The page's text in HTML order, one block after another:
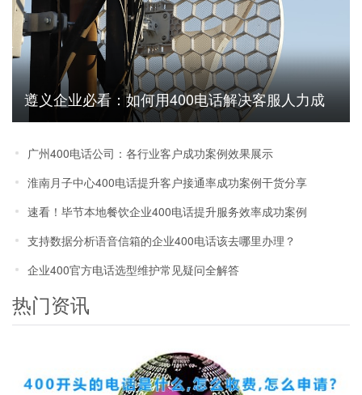
遵义企业必看：如何用400电话解决客服人力成
本高问题
广州400电话公司：各行业客户成功案例效果展示
淮南月子中心400电话提升客户接通率成功案例干货分享
速看！毕节本地餐饮企业400电话提升服务效率成功案例
支持数据分析语音信箱的企业400电话该去哪里办理？
企业400官方电话选型维护常见疑问全解答
热门资讯